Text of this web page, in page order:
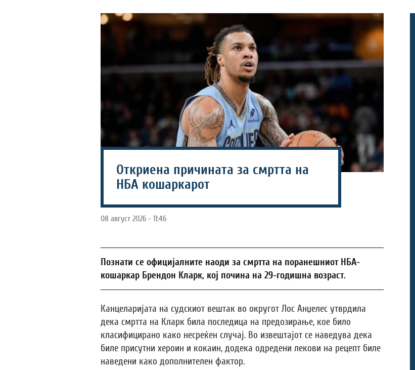
Откриена причината за смртта на
НБА кошаркарот
08 август 2026 - 11:46
Познати се официјалните наоди за смртта на поранешниот НБА-
кошаркар Брендон Кларк, кој почина на 29-годишна возраст.
Канцеларијата на судскиот вештак во округот Лос Анџелес утврдила
дека смртта на Кларк била последица на предозирање, кое било
класифицирано како несреќен случај. Во извештајот се наведува дека
биле присутни хероин и кокаин, додека одредени лекови на рецепт биле
наведени како дополнителен фактор.